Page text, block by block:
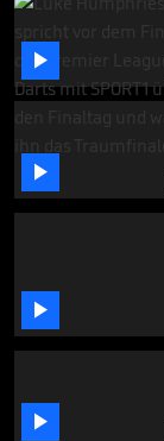



